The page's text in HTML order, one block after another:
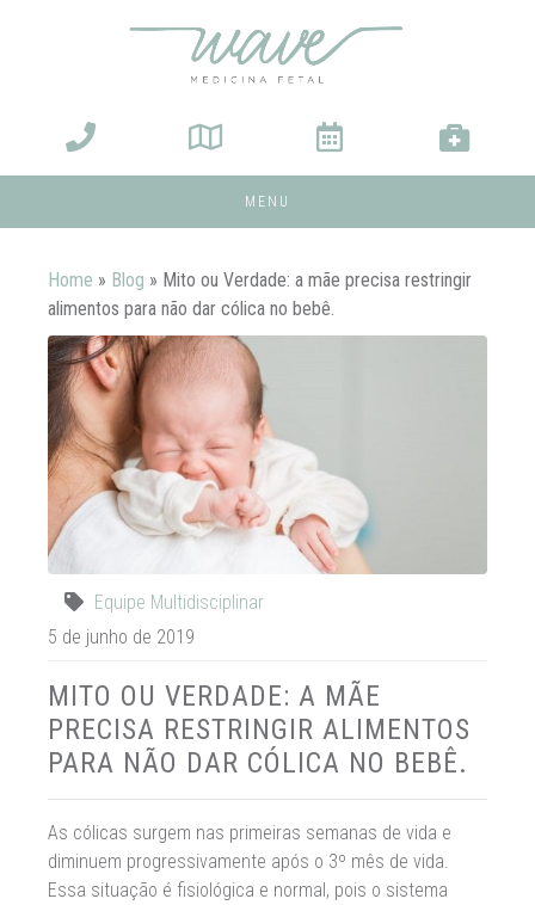
MENU
Home » Blog » Mito ou Verdade: a mãe precisa restringir
alimentos para não dar cólica no bebê.
Equipe Multidisciplinar
5 de junho de 2019
MITO OU VERDADE: A MÃE
PRECISA RESTRINGIR ALIMENTOS
PARA NÃO DAR CÓLICA NO BEBÊ.
As cólicas surgem nas primeiras semanas de vida e
diminuem progressivamente após o 3º mês de vida.
Essa situação é fisiológica e normal, pois o sistema